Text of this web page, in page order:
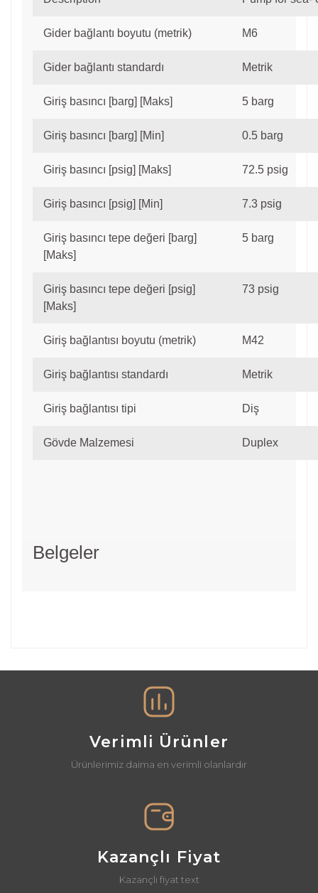
Gider bağlantı boyutu (metrik) M6
Gider bağlantı standardı Metrik
Giriş basıncı [barg] [Maks] 5 barg
Giriş basıncı [barg] [Min] 0.5 barg
Giriş basıncı [psig] [Maks] 72.5 psig
Giriş basıncı [psig] [Min] 7.3 psig
Giriş basıncı tepe değeri [barg]
[Maks]
5 barg
Giriş basıncı tepe değeri [psig]
[Maks]
73 psig
Giriş bağlantısı boyutu (metrik) M42
Giriş bağlantısı standardı Metrik
Giriş bağlantısı tipi Diş
Gövde Malzemesi Duplex
Belgeler
Yorum Yaz
Görüş ve önerileriniz için teşekkür ederiz.
Ürün resmi kalitesiz, bozuk veya görüntülenemiyor.
Ürün bilgilerinde hatalar bulunuyor.
Ürün fiyatı diğer sitelerden daha pahalı.
Gönder
Verimli Ürünler
Ürünlerimiz daima en verimli olanlardır
Kazançlı Fiyat
Kazançlı fiyat text